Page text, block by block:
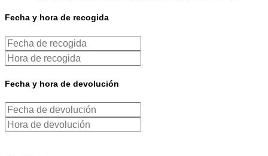
Fecha y hora de recogida
Fecha y hora de devolución